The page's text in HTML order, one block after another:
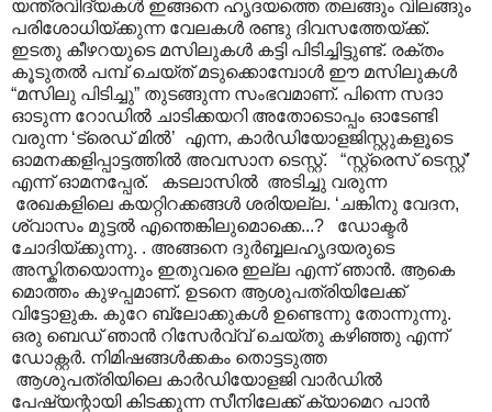
യന്ത്രവിദ്യകൾ ഇങ്ങനെ ഹൃദയത്തെ തലങ്ങും വിലങ്ങും
പരിശോധിയ്ക്കുന്ന വേലകൾ രണ്ടു ദിവസത്തേയ്ക്ക്.
ഇടതു കീഴറയുടെ മസിലുകൾ കട്ടി പിടിച്ചിട്ടുണ്ട്. രക്തം
കൂടുതൽ പമ്പ് ചെയ്ത് മടുക്കൊമ്പോൾ ഈ മസിലുകൾ
“മസിലു പിടിച്ചു” തുടങ്ങുന്ന സംഭവമാണ്. പിന്നെ സദാ
ഓടുന്ന റോഡിൽ ചാടിക്കയറി അതോടൊപ്പം ഓടേണ്ടി
വരുന്ന ‘ട്രെഡ് മിൽ’ എന്ന, കാർഡിയോളജിസ്റ്റുകളൂടെ
ഓമനക്കളിപ്പാട്ടത്തിൽ അവസാന ടെസ്റ്റ്. “സ്റ്റ്രെസ് ടെസ്റ്റ്’
എന്ന് ഓമനപ്പേര്. കടലാസിൽ അടിച്ചു വരുന്ന
രേഖകളിലെ കയറ്റിറക്കങ്ങൾ ശരിയല്ല. ‘ചങ്കിനു വേദന,
ശ്വാസം മുട്ടൽ എന്തെങ്കിലുമൊക്കെ...? ഡോക്ടർ
ചോദിയ്ക്കുന്നു. . അങ്ങനെ ദുർബ്ബലഹൃദയരുടെ
അസ്കിതയൊന്നും ഇതുവരെ ഇല്ല എന്ന് ഞാൻ. ആകെ
മൊത്തം കുഴപ്പമാണ്. ഉടനെ ആശുപത്രിയിലേക്ക്
വിട്ടോളുക. കുറേ ബ്ലോക്കുകൾ ഉണ്ടെന്നു തോന്നുന്നു.
ഒരു ബെഡ് ഞാൻ റിസേർവ്വ് ചെയ്തു കഴിഞ്ഞു എന്ന്
ഡോക്റ്റർ. നിമിഷങ്ങൾക്കകം തൊട്ടടുത്ത
ആശുപത്രിയിലെ കാർഡിയോളജി വാർഡിൽ
പേഷ്യന്റായി കിടക്കുന്ന സീനിലേക്ക് ക്യാമെറ പാൻ